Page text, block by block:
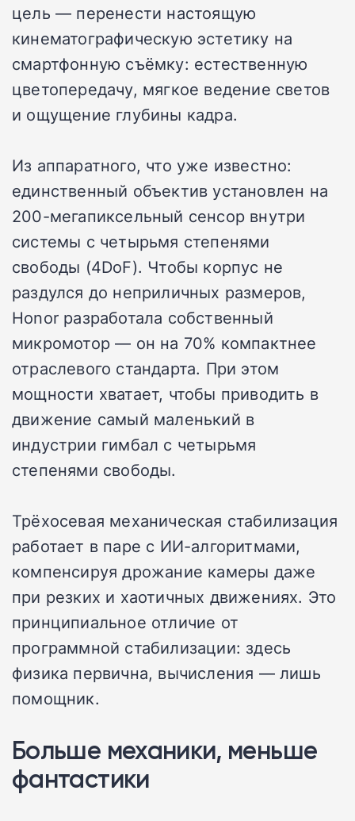
цель — перенести настоящую
кинематографическую эстетику на
смартфонную съёмку: естественную
цветопередачу, мягкое ведение светов
и ощущение глубины кадра.
Из аппаратного, что уже известно:
единственный объектив установлен на
200-мегапиксельный сенсор внутри
системы с четырьмя степенями
свободы (4DoF). Чтобы корпус не
раздулся до неприличных размеров,
Honor разработала собственный
микромотор — он на 70% компактнее
отраслевого стандарта. При этом
мощности хватает, чтобы приводить в
движение самый маленький в
индустрии гимбал с четырьмя
степенями свободы.
Трёхосевая механическая стабилизация
работает в паре с ИИ-алгоритмами,
компенсируя дрожание камеры даже
при резких и хаотичных движениях. Это
принципиальное отличие от
программной стабилизации: здесь
физика первична, вычисления — лишь
помощник.
Больше механики, меньше
фантастики